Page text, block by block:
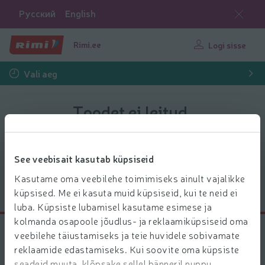
See veebisait kasutab küpsiseid
Kasutame oma veebilehe toimimiseks ainult vajalikke
küpsised. Me ei kasuta muid küpsiseid, kui te neid ei
luba. Küpsiste lubamisel kasutame esimese ja
kolmanda osapoole jõudlus- ja reklaamiküpsiseid oma
veebilehe täiustamiseks ja teie huvidele sobivamate
reklaamide edastamiseks. Kui soovite oma küpsiste
Русский English
Rimi.ee Logi sisse
Vali aeg
Toodet ei leitud.
Toode võib olla e-poest ajutiselt otsa saanud.
Mine avalehele
Klienditugi